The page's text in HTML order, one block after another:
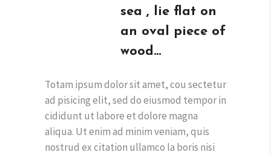
sea , lie flat on
an oval piece of
wood…
Totam ipsum dolor sit amet, cou sectetur
ad pisicing elit, sed do eiusmod tempor in
cididunt ut labore et dolore magna
aliqua. Ut enim ad minim veniam, quis
nostrud ex citation ullamco la boris nisi